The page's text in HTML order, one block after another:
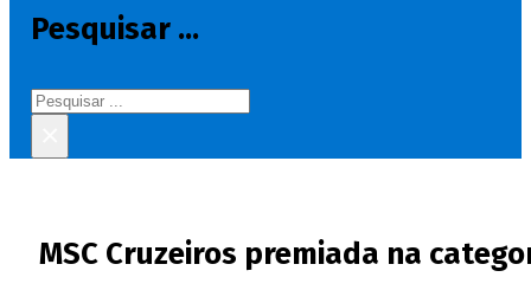
Pesquisar ...
Pesquisar
MSC Cruzeiros premiada na